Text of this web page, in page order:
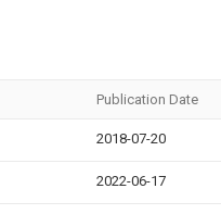
Publication Date
2018-07-20
2022-06-17